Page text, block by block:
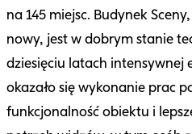
na 145 miejsc. Budynek
nowy, jest w dobrym stanie
dziesięciu latach intensywnej
okazało się wykonanie prac
funkcjonalność obiektu i